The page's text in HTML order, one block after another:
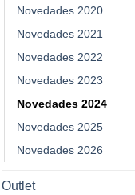
Novedades 2020
Novedades 2021
Novedades 2022
Novedades 2023
Novedades 2024
Novedades 2025
Novedades 2026
Outlet